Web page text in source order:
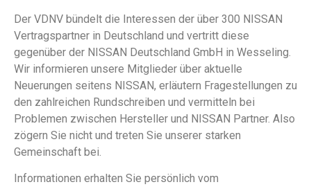
Der VDNV bündelt die Interessen der über 300 NISSAN
Vertragspartner in Deutschland und vertritt diese
gegenüber der NISSAN Deutschland GmbH in Wesseling.
Wir informieren unsere Mitglieder über aktuelle
Neuerungen seitens NISSAN, erläutern Fragestellungen zu
den zahlreichen Rundschreiben und vermitteln bei
Problemen zwischen Hersteller und NISSAN Partner. Also
zögern Sie nicht und treten Sie unserer starken
Gemeinschaft bei.
Informationen erhalten Sie persönlich vom